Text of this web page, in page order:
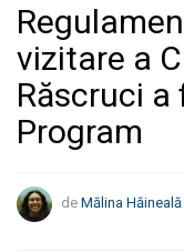
vizitare a
Răscruci
Program
de Mălina Hăineală